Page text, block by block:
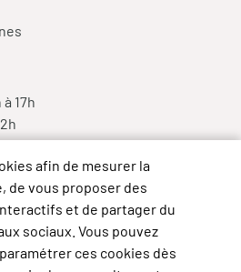
17h
à 18h
afin de mesurer la
de vous proposer des
et de partager du
sociaux. Vous pouvez
ces cookies dès